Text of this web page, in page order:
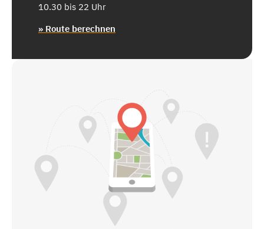
10.30 bis 22 Uhr
» Route berechnen